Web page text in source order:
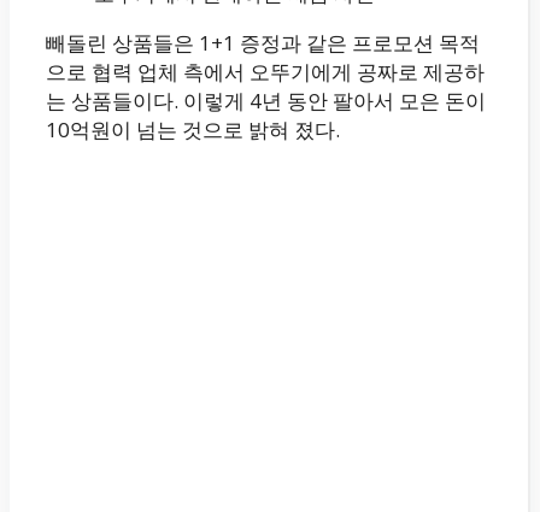
빼돌린 상품들은 1+1 증정과 같은 프로모션 목적
으로 협력 업체 측에서 오뚜기에게 공짜로 제공하
는 상품들이다. 이렇게 4년 동안 팔아서 모은 돈이
10억원이 넘는 것으로 밝혀 졌다.